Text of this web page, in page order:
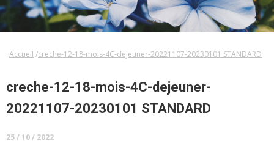
Accueil creche-12-18-mois-4C-dejeuner-20221107-20230101 STANDARD
creche-12-18-mois-4C-dejeuner-
20221107-20230101 STANDARD
25 / 10 / 2022